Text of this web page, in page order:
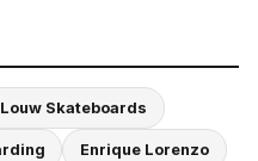
Louw Skateboards
Enrique Lorenzo